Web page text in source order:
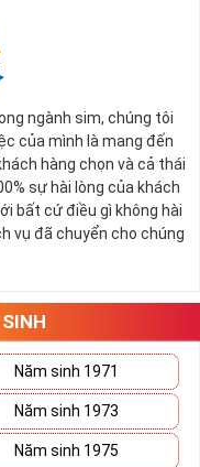
ngành sim, chúng tôi
của mình là mang đến
hàng chọn và cả thái
sự hài lòng của khách
bất cứ điều gì không hài
vụ đã chuyển cho chúng
Năm sinh 1971
Năm sinh 1973
Năm sinh 1975